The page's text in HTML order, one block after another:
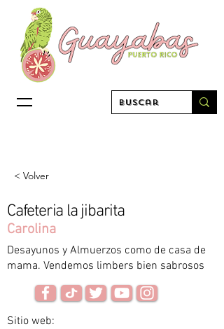
< Volver
Cafeteria la jibarita
Carolina
Desayunos y Almuerzos como de casa de
mama. Vendemos limbers bien sabrosos
Sitio web: